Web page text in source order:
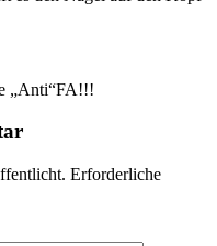
„Anti“FA!!!
Erforderliche